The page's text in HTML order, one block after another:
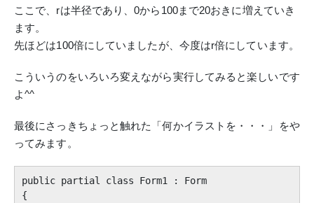
ここで、rは半径であり、0から100まで20おきに増えていき
ます。
先ほどは100倍にしていましたが、今度はr倍にしています。
こういうのをいろいろ変えながら実行してみると楽しいです
よ^^
最後にさっきちょっと触れた「何かイラストを・・・」をや
ってみます。
public partial class Form1 : Form
{